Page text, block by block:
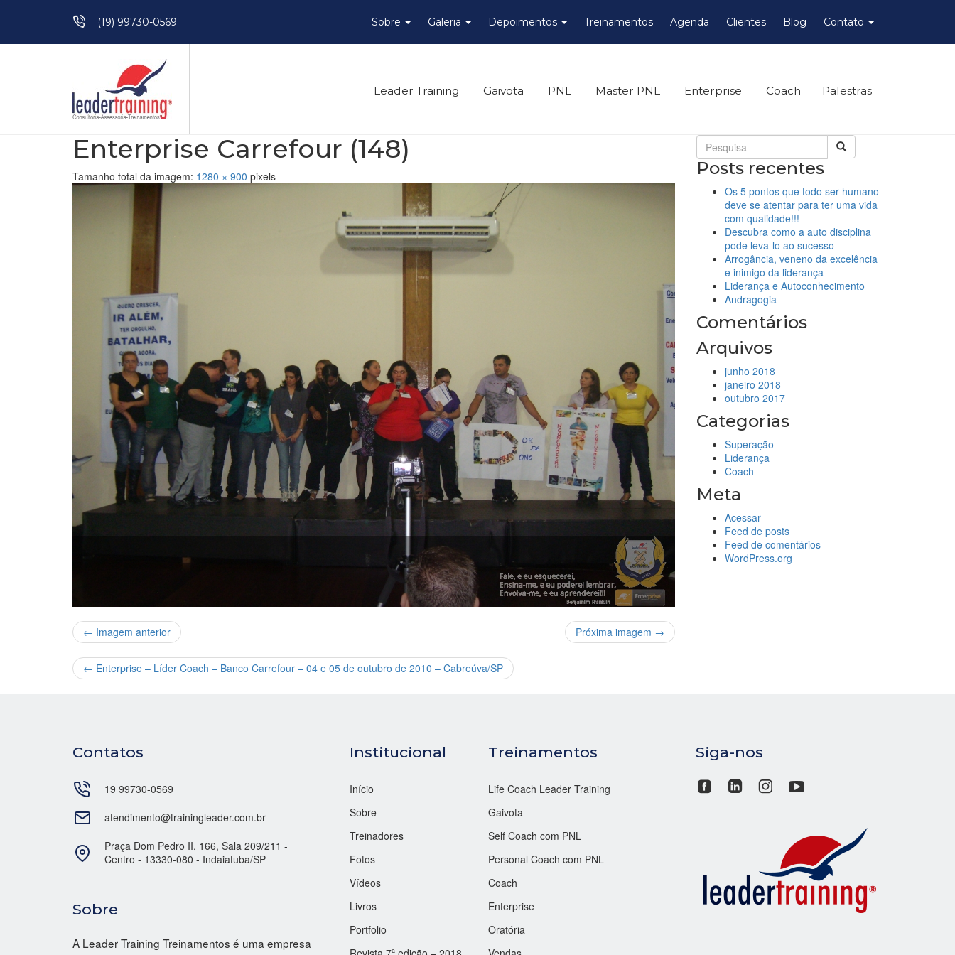
Pular para o conteúdo(19) 99730-0569 Sobre Galeria Depoimentos Treinamentos Agenda Clientes Blog Contato
Leader Training Gaivota PNL Master PNL Enterprise Coach Palestras
Enterprise Carrefour (148)
Tamanho total da imagem: 1280 × 900 pixels
← Imagem anterior Próxima imagem →
← Enterprise – Líder Coach – Banco Carrefour – 04 e 05 de outubro de 2010 – Cabreúva/SP
Posts recentes
Os 5 pontos que todo ser humano
deve se atentar para ter uma vida
com qualidade!!!
Descubra como a auto disciplina
pode leva-lo ao sucesso
Arrogância, veneno da excelência
e inimigo da liderança
Liderança e Autoconhecimento
Andragogia
Comentários
Arquivos
junho 2018
janeiro 2018
outubro 2017
Categorias
Superação
Liderança
Coach
Meta
Acessar
Feed de posts
Feed de comentários
WordPress.org
Contatos
19 99730-0569
atendimento@trainingleader.com.br
Praça Dom Pedro II, 166, Sala 209/211 -
Centro - 13330-080 - Indaiatuba/SP
Sobre
A Leader Training Treinamentos é uma empresa
Institucional
Início
Sobre
Treinadores
Fotos
Vídeos
Livros
Portfolio
Treinamentos
Life Coach Leader Training
Gaivota
Self Coach com PNL
Personal Coach com PNL
Coach
Enterprise
Oratória
Siga-nos